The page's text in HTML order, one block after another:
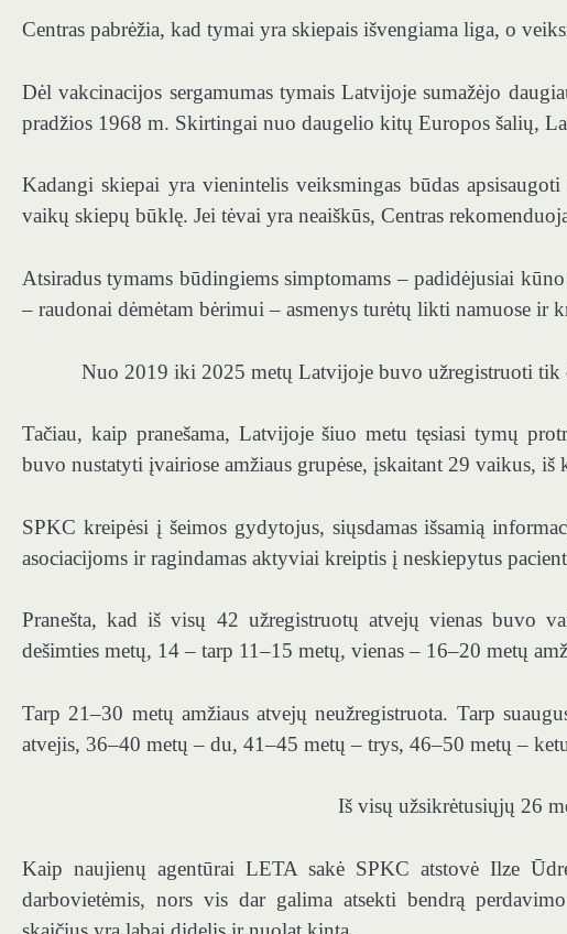
Centras pabrėžia, kad tymai yra skiepais išvengiama liga, o
Dėl vakcinacijos sergamumas tymais Latvijoje sumažėjo
pradžios 1968 m. Skirtingai nuo daugelio kitų Europos šalių,
Kadangi skiepai yra vienintelis veiksmingas būdas
vaikų skiepų būklę. Jei tėvai yra neaiškūs, Centras
Atsiradus tymams būdingiems simptomams – padidėjusiai
– raudonai dėmėtam bėrimui – asmenys turėtų likti namuose ir
Nuo 2019 iki 2025 metų Latvijoje buvo užregistruoti
Tačiau, kaip pranešama, Latvijoje šiuo metu tęsiasi tymų
buvo nustatyti įvairiose amžiaus grupėse, įskaitant 29 vaikus,
SPKC kreipėsi į šeimos gydytojus, siųsdamas išsamią
asociacijoms ir ragindamas aktyviai kreiptis į neskiepytus
Pranešta, kad iš visų 42 užregistruotų atvejų vienas buvo
dešimties metų, 14 – tarp 11–15 metų, vienas – 16–20 metų
Tarp 21–30 metų amžiaus atvejų neužregistruota. Tarp
atvejis, 36–40 metų – du, 41–45 metų – trys, 46–50 metų –
Iš visų užsikrėtusiųjų 26
Kaip naujienų agentūrai LETA sakė SPKC atstovė Ilze
darbovietėmis, nors vis dar galima atsekti bendrą